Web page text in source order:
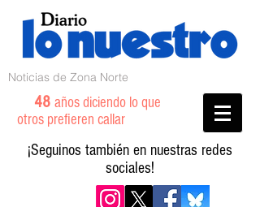
Noticias de Zona Norte
48 años diciendo lo que
otros prefieren callar
¡Seguinos también en nuestras redes
sociales!